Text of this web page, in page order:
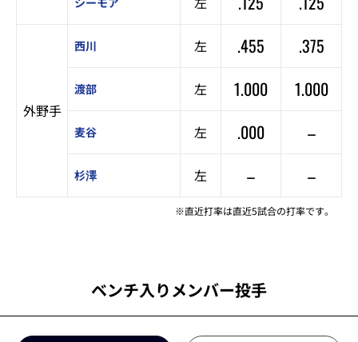
外野手
西川 左 .455 .375
渡部 左 1.000 1.000
麦谷 左 .000 –
杉澤 左 – –
※直近打率は直近5試合の打率です。
ベンチ入りメンバー投手